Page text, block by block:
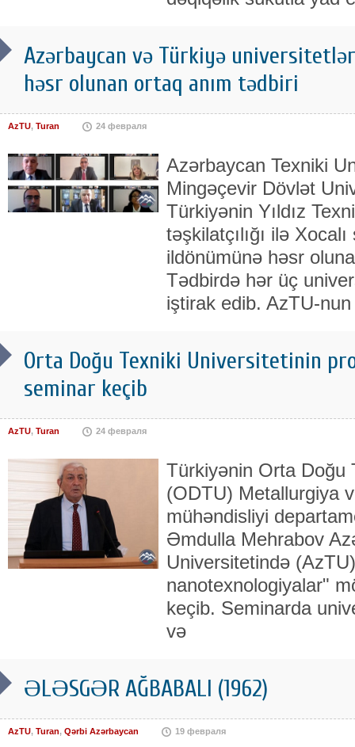
Azərbaycan və Türkiyə
həsr olunan ortaq anım tədbiri
AzTU, Turan 24 февраля
Azərbaycan Texniki
Mingəçevir Dövlət
Türkiyənin Yıldız
təşkilatçılığı ilə Xocalı
ildönümünə həsr
Tədbirdə hər üç
iştirak edib. AzTU-
Orta Doğu Texniki Universitetinin
seminar keçib
AzTU, Turan 24 февраля
Türkiyənin Orta Doğu
(ODTU) Metallurgiya
mühəndisliyi
Əmdulla Mehrabov
Universitetində
nanotexnologiyalar"
keçib. Seminarda
və
ƏLƏSGƏR AĞBABALI (1962)
AzTU, Turan, Qərbi Azərbaycan 19 февраля